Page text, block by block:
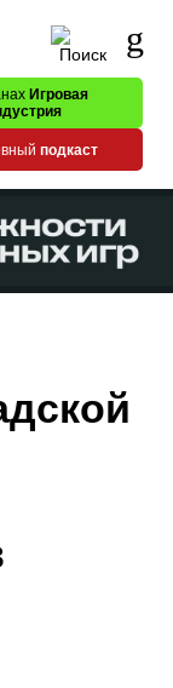
Игровая
подкаст